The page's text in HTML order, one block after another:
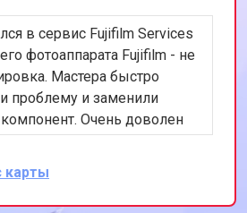
в сервис Fujifilm Services
фотоаппарата Fujifilm - не
Мастера быстро
проблему и заменили
Очень доволен
работы. Рекомендую
кто ценит
и качество.
карты